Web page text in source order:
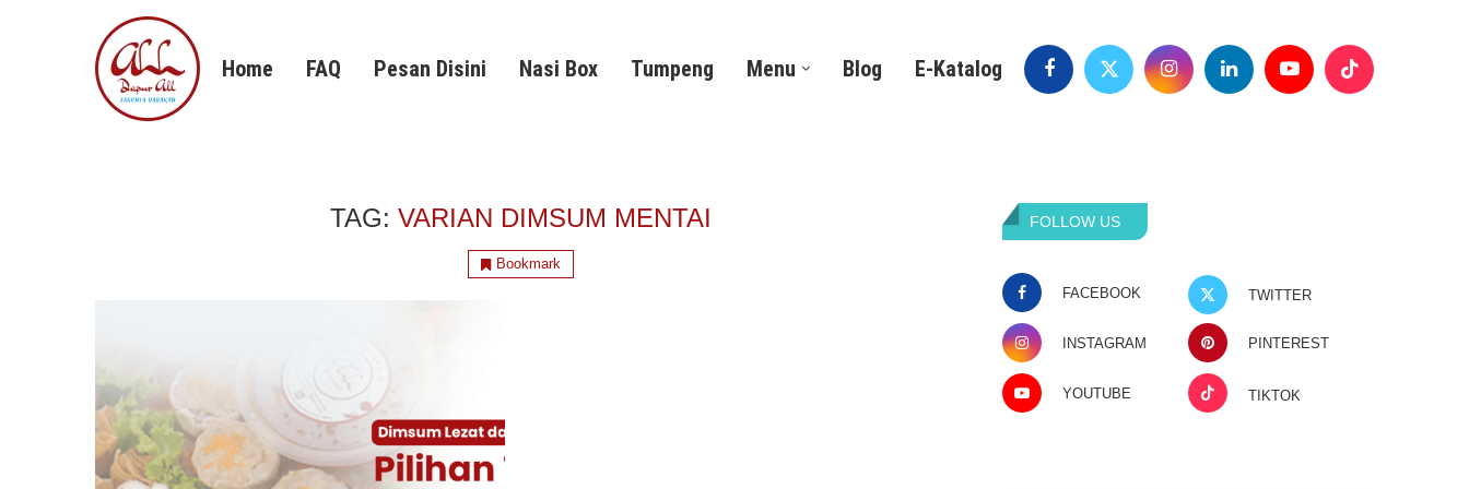
Home FAQ Pesan Disini Nasi Box Tumpeng Menu Blog E-Katalog
TAG:VARIAN DIMSUM MENTAI
Bookmark
FOLLOW US
FACEBOOK TWITTER
INSTAGRAM PINTEREST
YOUTUBE TIKTOK